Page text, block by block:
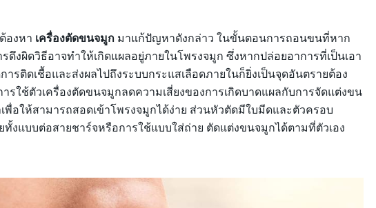
องหา เครื่องตัดขนจมูก มาแก้ปัญหาดังกล่าว ในขั้นตอนการถอนขนที่หาก
ดึงผิดวิธีอาจทำให้เกิดแผลอยู่ภายในโพรงจมูก ซึ่งหากปล่อยอาการที่เป็นเอา
ารติดเชื้อและส่งผลไปถึงระบบกระแสเลือดภายในก็ยิ่งเป็นจุดอันตรายต้อง
รใช้ตัวเครื่องตัดขนจมูกลดความเสี่ยงของการเกิดบาดแผลกับการจัดแต่งขน
พื่อให้สามารถสอดเข้าโพรงจมูกได้ง่าย ส่วนหัวตัดมีใบมีดและตัวครอบ
ทั้งแบบต่อสายชาร์จหรือการใช้แบบใส่ถ่าย ตัดแต่งขนจมูกได้ตามที่ตัวเอง